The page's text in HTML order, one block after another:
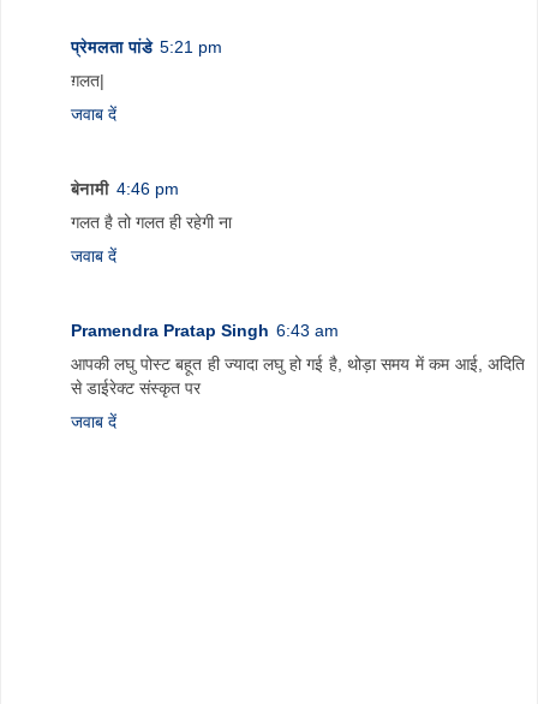
प्रेमलता पांडे 5:21 pm
ग़लत|
जवाब दें
बेनामी 4:46 pm
गलत है तो गलत ही रहेगी ना
जवाब दें
Pramendra Pratap Singh 6:43 am
आपकी लघु पोस्‍ट बहूत ही ज्‍यादा लघु हो गई है, थोड़ा समय में कम आई, अदिति
से डाईरेक्‍ट संस्‍कृत पर
जवाब दें